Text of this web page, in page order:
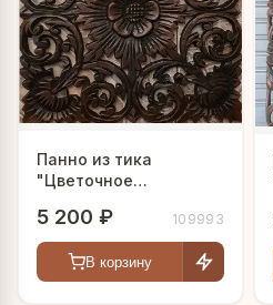
Панно из тика
"Цветочное
см, в ассортименте
5 200 ₽ 109993
В корзину